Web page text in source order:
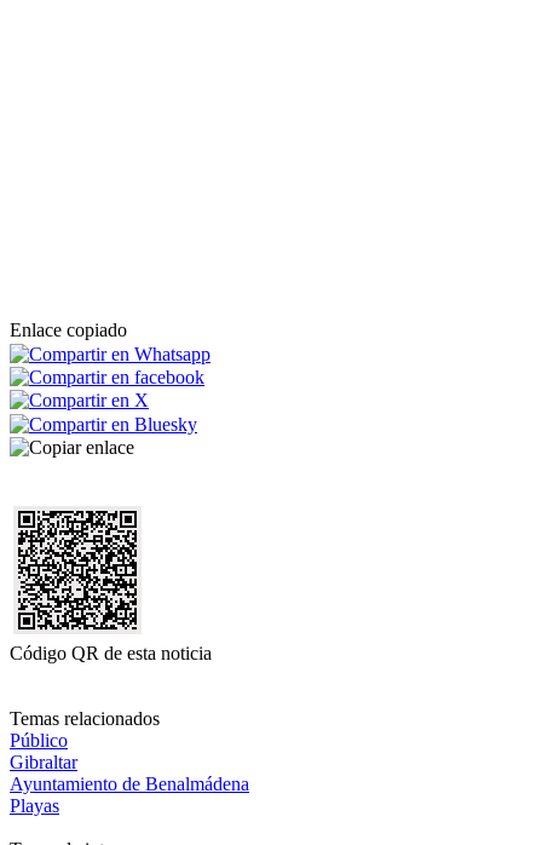
Enlace copiado
Código QR de esta noticia
Temas relacionados
Público
Gibraltar
Ayuntamiento de Benalmádena
Playas